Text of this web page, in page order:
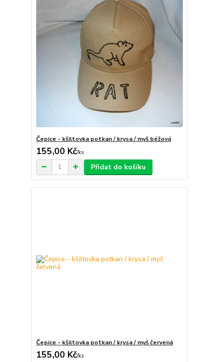
Čepice - kšiltovka potkan / krysa / myš béžová
155,00 Kč/ks
Přidat do košíku
Čepice - kšiltovka potkan / krysa / myš červená
155,00 Kč/ks